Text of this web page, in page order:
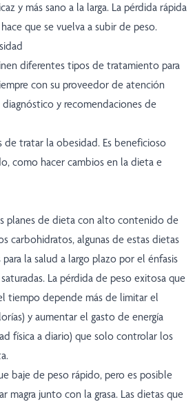
y más sano a la larga. La pérdida rápida
que se vuelva a subir de peso.
diferentes tipos de tratamiento para
con su proveedor de atención
y recomendaciones de
de tratar la obesidad. Es beneficioso
como hacer cambios en la dieta e
planes de dieta con alto contenido de
carbohidratos, algunas de estas dietas
para la salud a largo plazo por el énfasis
La pérdida de peso exitosa que
tiempo depende más de limitar el
y aumentar el gasto de energía
física a diario) que solo controlar los
baje de peso rápido, pero es posible
magra junto con la grasa. Las dietas que